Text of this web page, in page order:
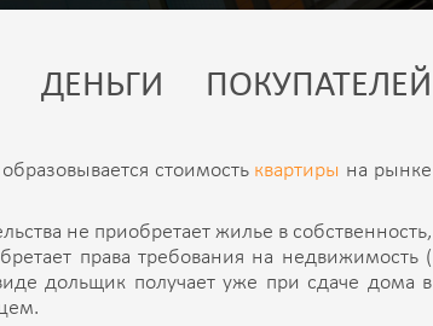
ПОКУПАТЕЛЕЙ
стоимость квартиры на рынке
не приобретает жилье в собственность,
права требования на недвижимость (
дольщик получает уже при сдаче дома в